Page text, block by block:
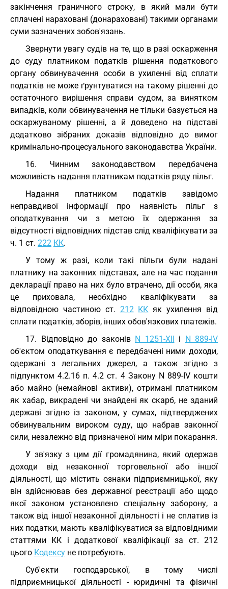
закінчення граничного строку, в який мали бути
сплачені нараховані (донараховані) такими органами
суми зазначених зобов'язань.
Звернути увагу судів на те, що в разі оскарження
до суду платником податків рішення податкового
органу обвинувачення особи в ухиленні від сплати
податків не може ґрунтуватися на такому рішенні до
остаточного вирішення справи судом, за винятком
випадків, коли обвинувачення не тільки базується на
оскаржуваному рішенні, а й доведено на підставі
додатково зібраних доказів відповідно до вимог
кримінально-процесуального законодавства України.
16. Чинним законодавством передбачена
можливість надання платникам податків ряду пільг.
Надання платником податків завідомо
неправдивої інформації про наявність пільг з
оподаткування чи з метою їх одержання за
відсутності відповідних підстав слід кваліфікувати за
ч. 1 ст. 222 КК.
У тому ж разі, коли такі пільги були надані
платнику на законних підставах, але на час подання
декларації право на них було втрачено, дії особи, яка
це приховала, необхідно кваліфікувати за
відповідною частиною ст. 212 КК як ухилення від
сплати податків, зборів, інших обов'язкових платежів.
17. Відповідно до законів N 1251-XII і N 889-IV
об'єктом оподаткування є передбачені ними доходи,
одержані з легальних джерел, а також згідно з
підпунктом 4.2.16 п. 4.2 ст. 4 Закону N 889-IV кошти
або майно (немайнові активи), отримані платником
як хабар, викрадені чи знайдені як скарб, не зданий
державі згідно із законом, у сумах, підтверджених
обвинувальним вироком суду, що набрав законної
сили, незалежно від призначеної ним міри покарання.
У зв'язку з цим дії громадянина, який одержав
доходи від незаконної торговельної або іншої
діяльності, що містить ознаки підприємницької, яку
він здійснював без державної реєстрації або щодо
якої законом установлено спеціальну заборону, а
також від іншої незаконної діяльності і не сплатив із
них податки, мають кваліфікуватися за відповідними
статтями КК і додаткової кваліфікації за ст. 212
цього Кодексу не потребують.
Суб'єкти господарської, в тому числі
підприємницької діяльності - юридичні та фізичні